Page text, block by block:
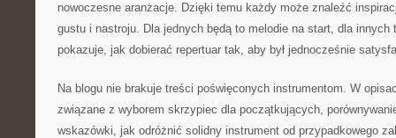
nowoczesne aranżacje. Dzięki temu każdy może znaleźć
gustu i nastroju. Dla jednych będą to melodie na start, dla innych
pokazuje, jak dobierać repertuar tak, aby był jednocześnie
Na blogu nie brakuje treści poświęconych instrumentom. W
związane z wyborem skrzypiec dla początkujących,
wskazówki, jak odróżnić solidny instrument od przypadkowego